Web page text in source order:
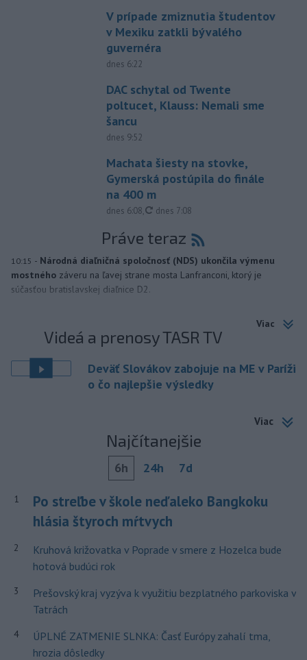
V prípade zmiznutia študentov
v Mexiku zatkli bývalého
guvernéra
dnes 6:22
DAC schytal od Twente
poltucet, Klauss: Nemali sme
šancu
dnes 9:52
Machata šiesty na stovke,
Gymerská postúpila do finále
na 400 m
dnes 6:08, aktualizované
dnes 7:08
Práve teraz
10:15 - Národná diaľničná spoločnosť (NDS) ukončila výmenu
mostného záveru na ľavej strane mosta Lanfranconi, ktorý je
súčasťou bratislavskej diaľnice D2.
Viac
Videá a prenosy TASR TV
Deväť Slovákov zabojuje na ME v Paríži
o čo najlepšie výsledky
Viac
Najčítanejšie
6h 24h 7d
1
Po streľbe v škole neďaleko Bangkoku
hlásia štyroch mŕtvych
2
Kruhová križovatka v Poprade v smere z Hozelca bude
hotová budúci rok
3
Prešovský kraj vyzýva k využitiu bezplatného parkoviska v
Tatrách
4
ÚPLNÉ ZATMENIE SLNKA: Časť Európy zahalí tma,
hrozia dôsledky